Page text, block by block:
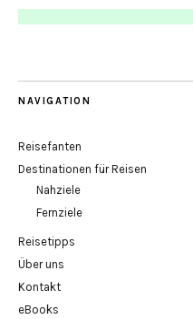
NAVIGATION
Reisefanten
Destinationen für Reisen
Nahziele
Fernziele
Reisetipps
Über uns
Kontakt
eBooks